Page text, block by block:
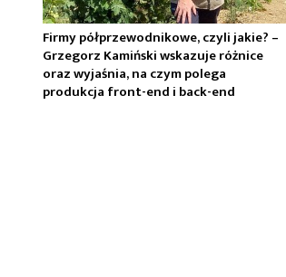
Firmy półprzewodnikowe, czyli jakie? –
Grzegorz Kamiński wskazuje różnice
oraz wyjaśnia, na czym polega
produkcja front-end i back-end